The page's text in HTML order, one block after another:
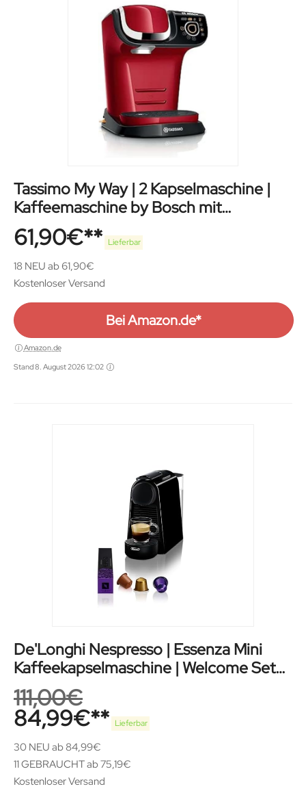
Tassimo My Way | 2 Kapselmaschine |
Kaffeemaschine by Bosch mit
Wasserfilter
61,90€ Lieferbar
18 NEU ab 61,90€
Kostenloser Versand
Bei Amazon.de*
Amazon.de
Stand 8. August 2026 12:02
De'Longhi Nespresso | Essenza Mini
Kaffeekapselmaschine | Welcome Set
Schwarz
111,00€
84,99€ Lieferbar
30 NEU ab 84,99€
11 GEBRAUCHT ab 75,19€
Kostenloser Versand